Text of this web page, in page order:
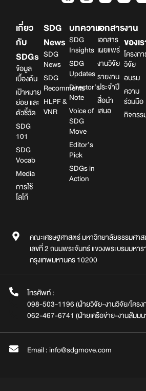
เกี่ยว
กับ
SDGs
ข้อมูล
เบื้องต้น
เป้าหมาย
ย่อย และ
ตัวชี้วัด
SDG
101
SDG
Vocab
Media
การใช้
โลโก้
SDG
News
SDG
News
SDG
Recomments
HLPF &
VNR
บทความ
SDG
Insights
SDG
Updates
Director’s
Note
Voice of
SDG
Move
Editor’s
Pick
SDGs in
Action
เอกสาร
เอกสาร
เผยแพร่
งานวิจัย
รายงาน
ประจำปี
สื่อนำ
เสนอ
งาน
ของเ
โครงก
วิจัย
อบรม
ความ
ร่วมมือ
กิจกรร
คณะเศรษฐศาสตร์ มหาวิทยาลัยธรรมศา
เลขที่ 2 ถนนพระจันทร์ แขวงพระบรมมหาร
กรุงเทพมหานคร 10200
โทรศัพท์ :
098-503-1196 (ฝ่ายวิจัย-งานวิจัย/โครง
062-467-6741 (ฝ่ายเครือข่าย-งานสัมม
Email : info@sdgmove.com